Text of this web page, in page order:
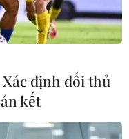
đề
Xác định đối thủ
kết